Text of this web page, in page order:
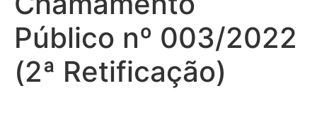
Público nº 003/2022
(2ª Retificação)